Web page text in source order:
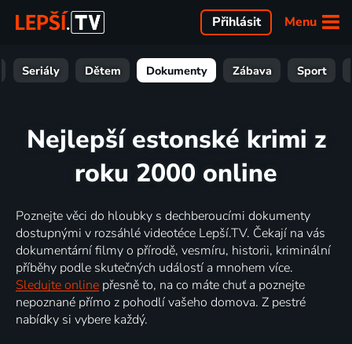
Menu
Přihlásit
Seriály Dětem Dokumenty Zábava Sport
Nejlepší estonské krimi z
roku 2000 online
Poznejte věci do hloubky s dechberoucími dokumenty
dostupnými v rozsáhlé videotéce Lepší.TV. Čekají na vás
dokumentární filmy o přírodě, vesmíru, historii, kriminální
příběhy podle skutečných událostí a mnohem více.
Sledujte online přesně to, na co máte chuť a poznejte
nepoznané přímo z pohodlí vašeho domova. Z pestré
nabídky si vybere každý.